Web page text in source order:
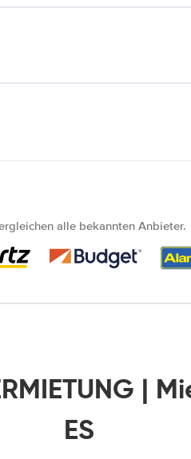
alle bekannten Anbieter.
|
ES